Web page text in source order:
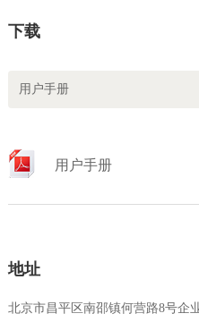
下载
用户手册
用户手册
地址
北京市昌平区南邵镇何营路8号企